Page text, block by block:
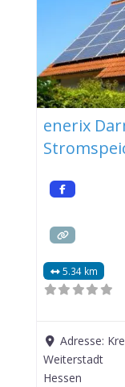
enerix
5.34 km
Adresse:
Weiterstadt
Hessen